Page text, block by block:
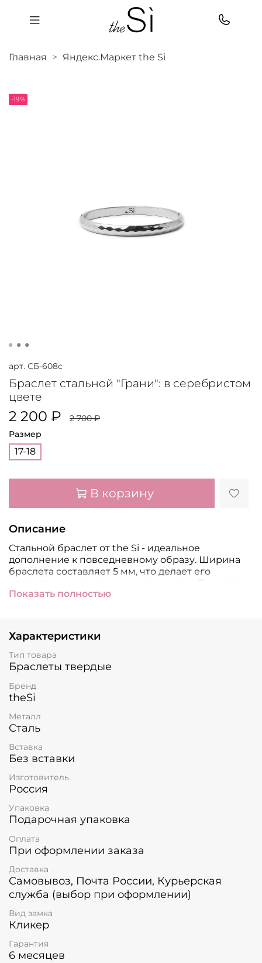
Главная Яндекс.Маркет the Si
-19%
арт. СБ-608с
Браслет стальной "Грани": в серебристом
цвете
2 200 ₽
2 700 ₽
Размер
17-18
В корзину
Описание
Стальной браслет от the Si - идеальное
дополнение к повседневному образу. Ширина
браслета составляет 5 мм, что делает его
элегантным и стильным аксессуаром. Браслет
изготовлен из ювелирной стали 316L с IP-
и не темнеет!
Изделие можно носить как самостоятельно, так и
в паре с часами или другими браслетами для
создания многослойного образа. Будьте
уверены в высоком качестве этого браслета от
the Si - российского производителя ювелирных
размер.
Показать полностью
Характеристики
Тип товара
Браслеты твердые
Бренд
theSi
Металл
Сталь
Вставка
Без вставки
Изготовитель
Россия
Упаковка
Подарочная упаковка
Оплата
При оформлении заказа
Доставка
Самовывоз, Почта России, Курьерская
служба (выбор при оформлении)
Вид замка
Кликер
Гарантия
6 месяцев